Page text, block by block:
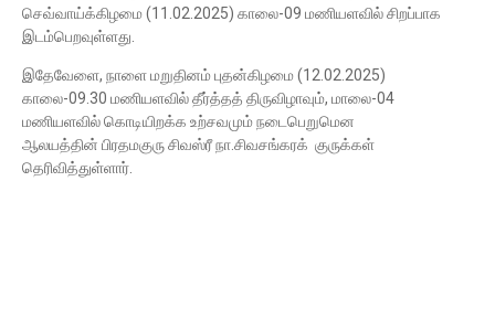
செவ்வாய்க்கிழமை (11.02.2025) காலை-09 மணியளவில் சிறப்பாக
இடம்பெறவுள்ளது.
இதேவேளை, நாளை மறுதினம் புதன்கிழமை (12.02.2025)
காலை-09.30 மணியளவில் தீர்த்தத் திருவிழாவும், மாலை-04
மணியளவில் கொடியிறக்க உற்சவமும் நடைபெறுமென
ஆலயத்தின் பிரதமகுரு சிவஸ்ரீ நா.சிவசங்கரக் குருக்கள்
தெரிவித்துள்ளார்.